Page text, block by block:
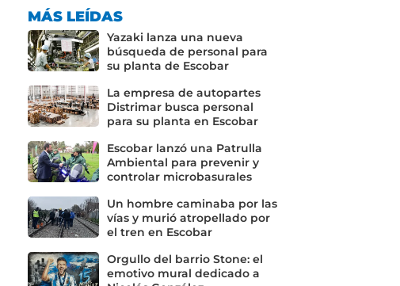
MÁS LEÍDAS
Yazaki lanza una nueva
búsqueda de personal para
su planta de Escobar
La empresa de autopartes
Distrimar busca personal
para su planta en Escobar
Escobar lanzó una Patrulla
Ambiental para prevenir y
controlar microbasurales
Un hombre caminaba por las
vías y murió atropellado por
el tren en Escobar
Orgullo del barrio Stone: el
emotivo mural dedicado a